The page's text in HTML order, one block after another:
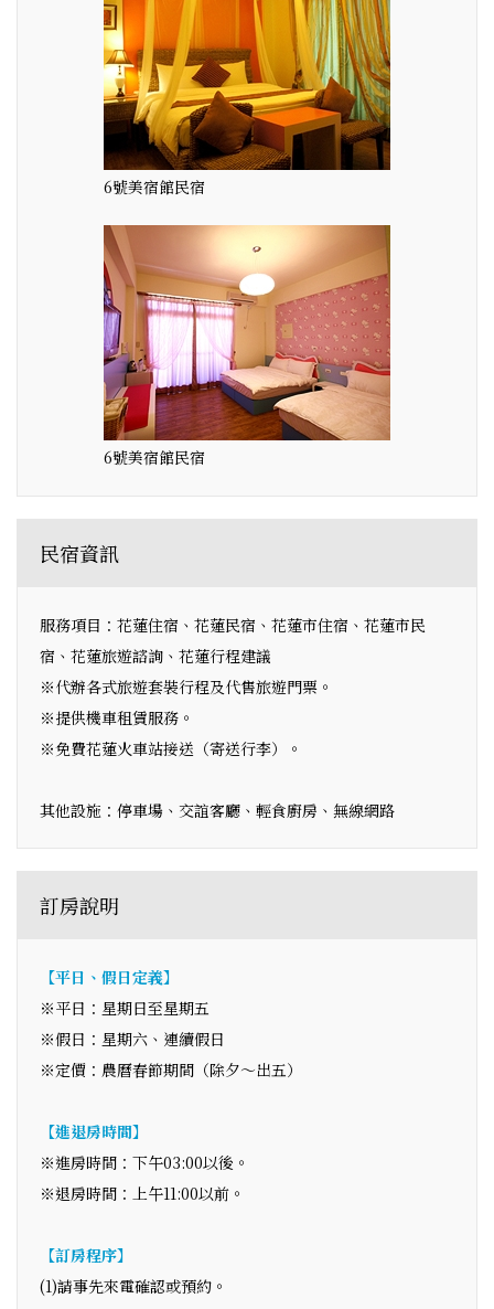
6號美宿館民宿
6號美宿館民宿
民宿資訊
服務項目：花蓮住宿、花蓮民宿、花蓮市住宿、花蓮市民
宿、花蓮旅遊諮詢、花蓮行程建議
※代辦各式旅遊套裝行程及代售旅遊門票。
※提供機車租賃服務。
※免費花蓮火車站接送（寄送行李）。
其他設施：停車場、交誼客廳、輕食廚房、無線網路
訂房說明
【平日、假日定義】
※平日：星期日至星期五
※假日：星期六、連續假日
※定價：農曆春節期間（除夕～出五）
【進退房時間】
※進房時間：下午03:00以後。
※退房時間：上午11:00以前。
【訂房程序】
(1)請事先來電確認或預約。